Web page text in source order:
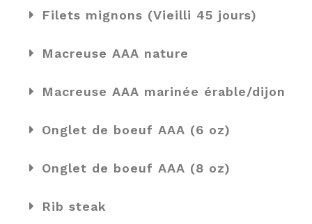
Filets mignons (Vieilli 45 jours)
Macreuse AAA nature
Macreuse AAA marinée érable/dijon
Onglet de boeuf AAA (6 oz)
Onglet de boeuf AAA (8 oz)
Rib steak